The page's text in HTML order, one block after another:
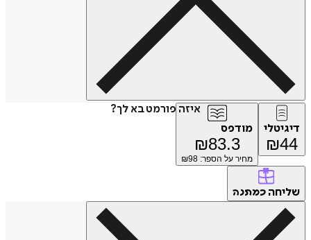
איזה פורמט בא לך?
₪
מודפס
₪83.3
מחיר על הספר: ₪98
כמתנה